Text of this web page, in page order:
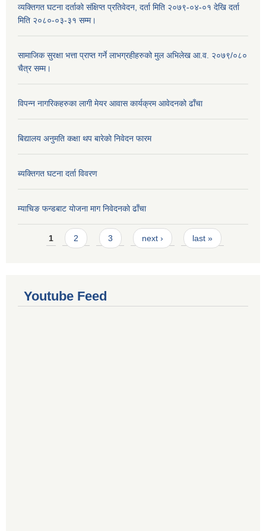
व्यक्तिगत घटना दर्ताको संक्षिप्त प्रतिवेदन, दर्ता मिति २०७९-०४-०१ देखि दर्ता
मिति २०८०-०३-३१ सम्म।
सामाजिक सुरक्षा भत्ता प्राप्त गर्ने लाभग्रहीहरुको मुल अभिलेख आ.व. २०७९/०८०
चैत्र सम्म।
विपन्न नागरिकहरुका लागी मेयर आवास कार्यक्रम आवेदनको ढाँचा
बिद्यालय अनुमति कक्षा थप बारेकाे निवेदन फारम
ब्यक्तिगत घटना दर्ता विवरण
म्याचिङ फन्डबाट याेजना माग निवेदनकाे ढाँचा
Pages
1 2 3 next › last »
Youtube Feed